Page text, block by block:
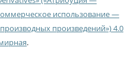
использование —
произведений») 4.0
.